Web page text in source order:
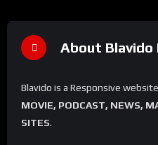
About
Blavido is a Responsive
MOVIE, PODCAST, NEWS,
SITES.